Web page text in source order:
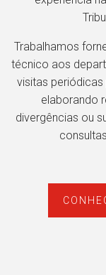
Trabalhamos
técnico aos
visitas
elaborando
divergências ou